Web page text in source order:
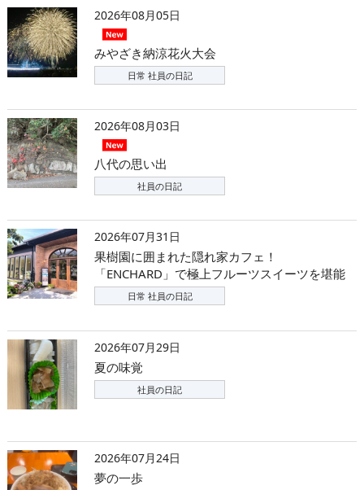
2026年08月05日
みやざき納涼花火大会
日常 社員の日記
2026年08月03日
八代の思い出
社員の日記
2026年07月31日
果樹園に囲まれた隠れ家カフェ！
「ENCHARD」で極上フルーツスイーツを堪能
日常 社員の日記
2026年07月29日
夏の味覚
社員の日記
2026年07月24日
夢の一歩